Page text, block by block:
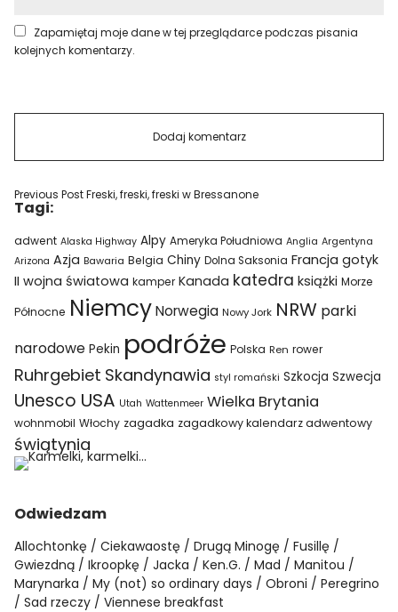
Zapamiętaj moje dane w tej przeglądarce podczas pisania
kolejnych komentarzy.
Previous PostFreski, freski, freski w Bressanone
Tagi:
adwent Alaska Highway Alpy Ameryka Południowa Anglia Argentyna
Arizona Azja Bawaria Belgia Chiny Dolna Saksonia Francja gotyk
II wojna światowa kamper Kanada katedra książki Morze
Północne Niemcy Norwegia Nowy Jork NRW parki
narodowe Pekin podróże Polska Ren rower
Ruhrgebiet Skandynawia styl romański Szkocja Szwecja
Unesco USA Utah Wattenmeer Wielka Brytania
wohnmobil Włochy zagadka zagadkowy kalendarz adwentowy
świątynia
Odwiedzam
Allochtonkę Ciekawaostę Drugą Minogę
Fusillę
Gwiezdną
Ikroopkę Jacka Ken.G. Mad
Manitou
Marynarka
My (not) so ordinary days Obroni
Peregrino
Sad rzeczy
Viennese breakfast